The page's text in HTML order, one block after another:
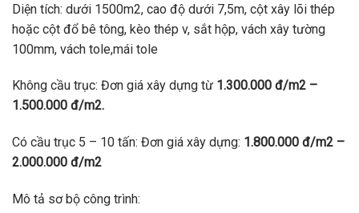
Diện tích: dưới 1500m2, cao độ dưới 7,5m, cột xây lõi thép
hoặc cột đổ bê tông, kèo thép v, sắt hộp, vách xây tường
100mm, vách tole,mái tole
Không cầu trục: Đơn giá xây dựng từ 1.300.000 đ/m2 –
1.500.000 đ/m2.
Có cầu trục 5 – 10 tấn: Đơn giá xây dựng: 1.800.000 đ/m2 –
2.000.000 đ/m2
Mô tả sơ bộ công trình: